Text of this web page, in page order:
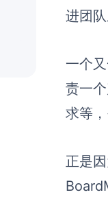
进团
一个
责一
求等
正是